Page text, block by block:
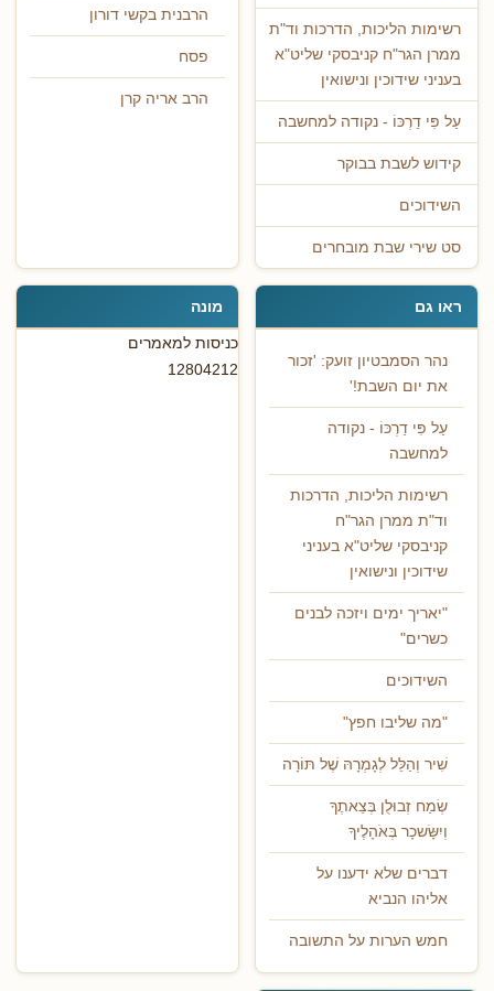
רשימות הליכות, הדרכות וד"ת
ממרן הגר"ח קניבסקי שליט"א
בעניני שידוכין ונישואין
עַל פִּי דַרְכּוֹ - נקודה למחשבה
קידוש לשבת בבוקר
השידוכים
סט שירי שבת מובחרים
הרבנית בקשי דורון
פסח
הרב אריה קרן
ראו גם
נהר הסמבטיון זועק: 'זכור
את יום השבת!'
עַל פִּי דַרְכּוֹ - נקודה
למחשבה
רשימות הליכות, הדרכות
וד"ת ממרן הגר"ח
קניבסקי שליט"א בעניני
שידוכין ונישואין
"יאריך ימים ויזכה לבנים
כשרים"
השידוכים
"מה שליבו חפץ"
שִׁיר וְהַלֵּל לְגָמְרָהּ שֶׁל תּוֹרָה
שְׂמַח זְבוּלֻן בְּצֵאתֶךָ
וְיִשָּׂשכָר בְּאֹהָלֶיךָ
דברים שלא ידענו על
אליהו הנביא
חמש הערות על התשובה
מונה
כניסות למאמרים
12804212